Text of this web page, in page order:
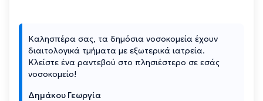
Καλησπέρα σας, τα δημόσια νοσοκομεία έχουν
διαιτολογικά τμήματα με εξωτερικά ιατρεία.
Κλείστε ένα ραντεβού στο πλησιέστερο σε εσάς
νοσοκομείο!
Δημάκου Γεωργία